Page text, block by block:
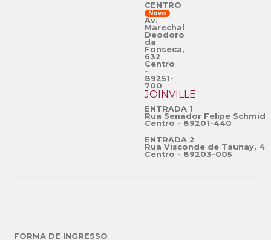
CENTRO
Novo
Av.
Marechal
Deodoro
da
Fonseca,
632
Centro
-
89251-
700
JOINVILLE
ENTRADA 1
Rua Senador Felipe
Centro - 89201-440
ENTRADA 2
Rua Visconde de Taunay,
Centro - 89203-005
FORMA DE INGRESSO